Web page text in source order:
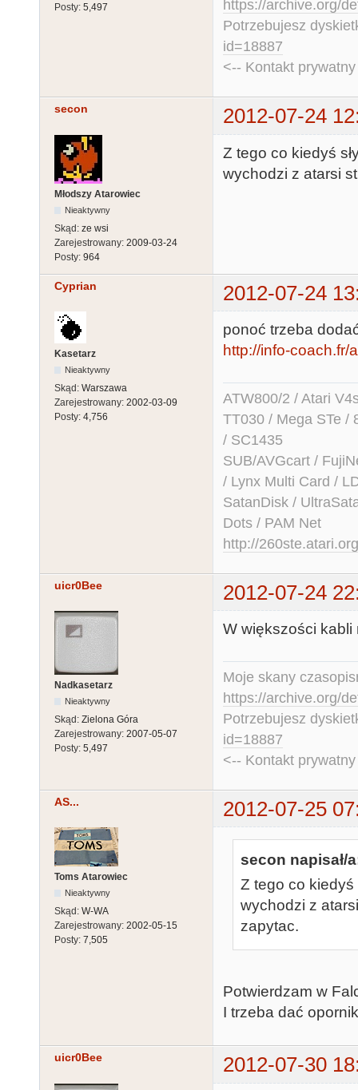
Posty: 5,497
https://archive.org/
Potrzebujesz
id=18887
<-- Kontakt
secon 2012-07-24
Młodszy Atarowiec
Nieaktywny
Skąd: ze wsi
Zarejestrowany: 2009-03-24
Posty: 964
Z tego co kiedyś
wychodzi z atarsi
Cyprian 2012-07-24
Kasetarz
Nieaktywny
Skąd: Warszawa
Zarejestrowany: 2002-03-09
Posty: 4,756
ponoć trzeba
http://info-coach.fr/
ATW800/2 / Atari
TT030 / Mega STe /
/ SC1435
SUB/AVGcart /
/ Lynx Multi Card /
SatanDisk /
Dots / PAM Net
http://260ste.atari.org
uicr0Bee 2012-07-24
Nadkasetarz
Nieaktywny
Skąd: Zielona Góra
Zarejestrowany: 2007-05-07
Posty: 5,497
W większości kabli
Moje skany
https://archive.org/
Potrzebujesz
id=18887
<-- Kontakt
AS... 2012-07-25
Toms Atarowiec
Nieaktywny
Skąd: W-WA
Zarejestrowany: 2002-05-15
Posty: 7,505
secon napisał/
Z tego co kiedyś
wychodzi z
zapytac.
Potwierdzam w
I trzeba dać
uicr0Bee 2012-07-30